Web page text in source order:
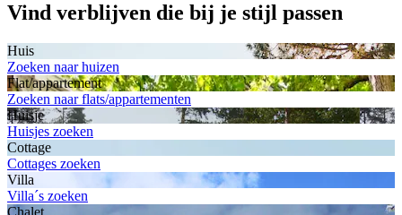
Vind verblijven die bij je stijl passen
Huis
Zoeken naar huizen
Flat/appartement
Zoeken naar flats/appartementen
Huisje
Huisjes zoeken
Cottage
Cottages zoeken
Villa
Villa´s zoeken
Chalet